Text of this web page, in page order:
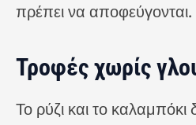
πρέπει να αποφεύγονται.
Τροφές χωρίς
Το ρύζι και το καλαμπόκι